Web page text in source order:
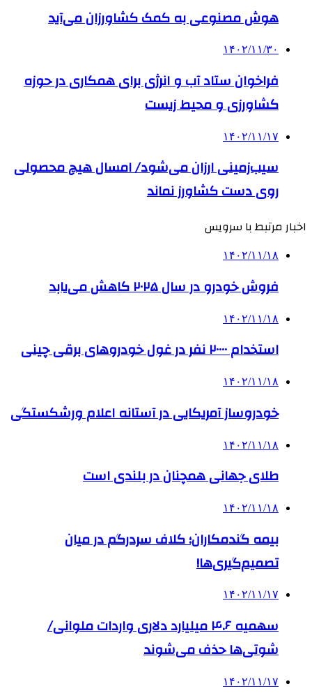
هوش مصنوعی به کمک کشاورزان می‌آید
۱۴۰۲/۱۱/۳۰
فراخوان ستاد آب و انرژی برای همکاری در حوزه
کشاورزی و محیط زیست
۱۴۰۲/۱۱/۱۷
سیب‌زمینی ارزان می‌شود/ امسال هیچ محصولی
روی دست کشاورز نماند
اخبار مرتبط با سرویس
۱۴۰۲/۱۱/۱۸
فروش خودرو در سال ۲۰۲۵ کاهش می‌یابد
۱۴۰۲/۱۱/۱۸
استخدام ۲۰۰۰۰ نفر در غول خودروهای برقی چینی
۱۴۰۲/۱۱/۱۸
خودروساز آمریکایی در آستانه اعلام ورشکستگی
۱۴۰۲/۱۱/۱۸
طلای جهانی همچنان در بلندی است
۱۴۰۲/۱۱/۱۸
بیمه گندمکاران؛ کلاف سردرگم در میان
تصمیم‌گیری‌ها!
۱۴۰۲/۱۱/۱۷
سهمیه ۴.۶ میلیارد دلاری واردات ملوانی/
شوتی‌ها حذف می‌شوند
۱۴۰۲/۱۱/۱۷